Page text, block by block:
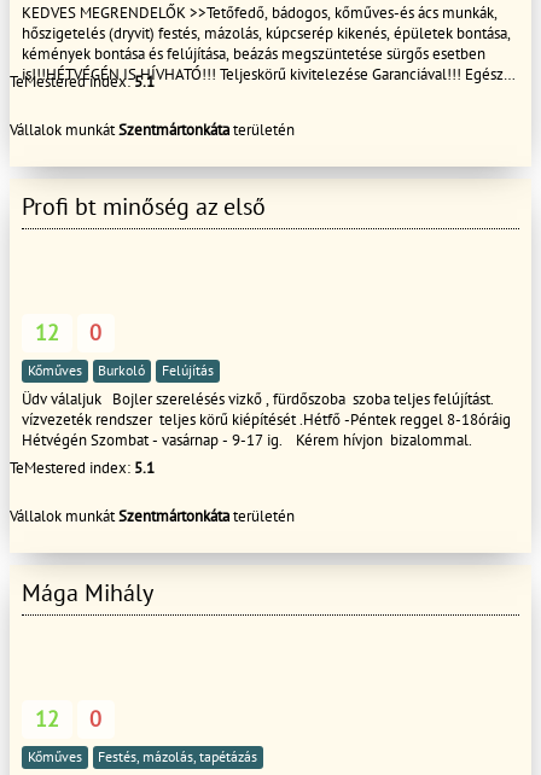
KEDVES MEGRENDELŐK >>Tetőfedő, bádogos, kőműves-és ács munkák,
hőszigetelés (dryvit) festés, mázolás, kúpcserép kikenés, épületek bontása,
kémények bontása és felújítása, beázás megszüntetése sürgős esetben
is!!!HÉTVÉGÉN IS HÍVHATÓ!!! Teljeskörű kivitelezése Garanciával!!! Egész
TeMestered index:5.1
Vállalok munkátSzentmártonkátaterületén
Profi bt minőség az első
12 0
Kőműves Burkoló Felújítás
Üdv válaljuk Bojler szerelésés vizkő , fürdőszoba szoba teljes felújítást.
vízvezeték rendszer teljes körű kiépítését .Hétfő -Péntek reggel 8-18óráig
Hétvégén Szombat - vasárnap - 9-17 ig. Kérem hívjon bizalommal.
TeMestered index: 5.1
Vállalok munkátSzentmártonkátaterületén
Mága Mihály
12 0
Kőműves Festés, mázolás, tapétázás